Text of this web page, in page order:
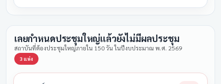
เลยกำหนดประชุมใหญ่แล้วยังไม่มีผลประชุม
สถาบันที่ต้องประชุมใหญ่ภายใน 150 วัน ในปีงบประมาณ พ.ศ. 2569
3 แห่ง